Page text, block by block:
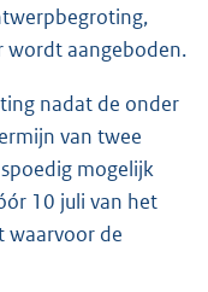
wordt aangeboden.
nadat de onder
van twee
mogelijk
10 juli van het
waarvoor de